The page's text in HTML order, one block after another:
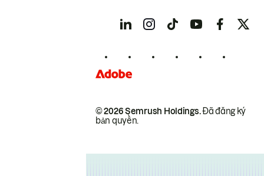
© 2026 Semrush Holdings.Đã đăng ký
bản quyền.